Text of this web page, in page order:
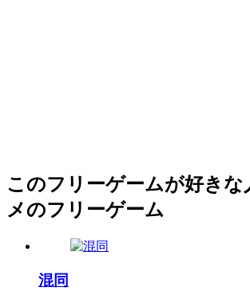
このフリーゲームが好きな
メのフリーゲーム
混同